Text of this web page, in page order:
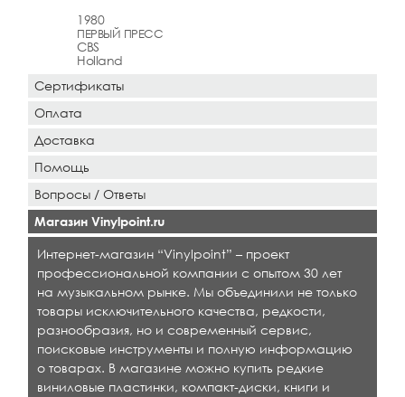
1980
ПЕРВЫЙ ПРЕСС
CBS
Holland
Сертификаты
Оплата
Доставка
Помощь
Вопросы / Ответы
Магазин Vinylpoint.ru
Интернет-магазин “Vinylpoint” – проект
профессиональной компании с опытом 30 лет
на музыкальном рынке. Мы объединили не только
товары исключительного качества, редкости,
разнообразия, но и современный сервис,
поисковые инструменты и полную информацию
о товарах. В магазине можно купить редкие
виниловые пластинки, компакт-диски, книги и